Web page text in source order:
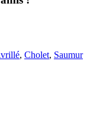
, Cholet, Saumur